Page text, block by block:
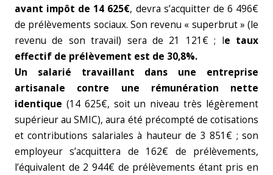
avant impôt de 14 625€, devra s’acquitter de 6 496€
de prélèvements sociaux. Son revenu « superbrut » (le
revenu de son travail) sera de 21 121€ ; le taux
effectif de prélèvement est de 30,8%.
Un salarié travaillant dans une entreprise
artisanale contre une rémunération nette
identique (14 625€, soit un niveau très légèrement
supérieur au SMIC), aura été précompté de cotisations
et contributions salariales à hauteur de 3 851€ ; son
employeur s’acquittera de 162€ de prélèvements,
l’équivalent de 2 944€ de prélèvements étant pris en